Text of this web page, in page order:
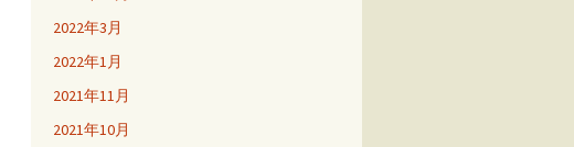
2022年3月
2022年1月
2021年11月
2021年10月